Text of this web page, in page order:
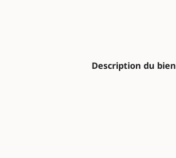
Description du bien